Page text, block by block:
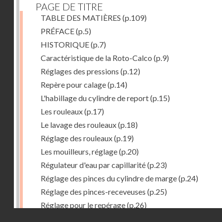
PAGE DE TITRE
TABLE DES MATIÈRES (p.109)
PRÉFACE(p.5)
HISTORIQUE(p.7)
Caractéristique de la Roto-Calco (p.9)
Réglages des pressions (p.12)
Repère pour calage(p.14)
L'habillage du cylindre de report(p.15)
Les rouleaux(p.17)
Le lavage des rouleaux(p.18)
Réglage des rouleaux(p.19)
Les mouilleurs, réglage(p.20)
Régulateur d'eau par capillarité(p.23)
Réglage des pinces du cylindre de marge(p.24)
Réglage des pinces-receveuses (p.25)
Réglage pour le repérage(p.26)